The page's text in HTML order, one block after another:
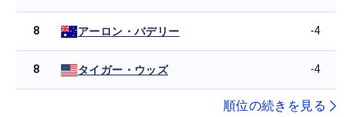
8 アーロン・バデリー -4
8 タイガー・ウッズ -4
順位の続きを見る